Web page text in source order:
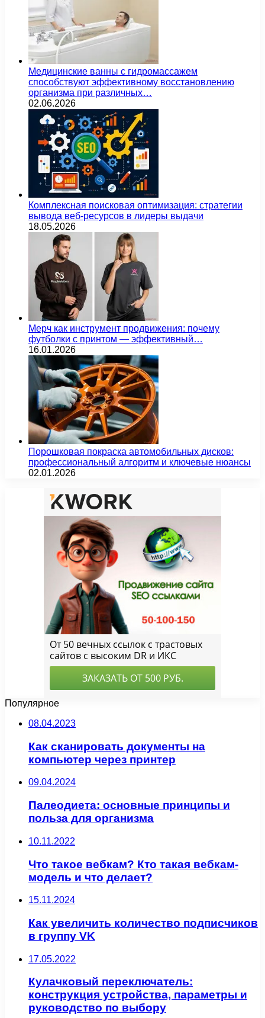
Медицинские ванны с гидромассажем
способствуют эффективному восстановлению
организма при различных…
02.06.2026
Комплексная поисковая оптимизация: стратегии
вывода веб-ресурсов в лидеры выдачи
18.05.2026
Мерч как инструмент продвижения: почему
футболки с принтом — эффективный…
16.01.2026
Порошковая покраска автомобильных дисков:
профессиональный алгоритм и ключевые нюансы
02.01.2026
Популярное
08.04.2023
Как сканировать документы на
компьютер через принтер
09.04.2024
Палеодиета: основные принципы и
польза для организма
10.11.2022
Что такое вебкам? Кто такая вебкам-
модель и что делает?
15.11.2024
Как увеличить количество подписчиков
в группу VK
17.05.2022
Кулачковый переключатель:
конструкция устройства, параметры и
руководство по выбору